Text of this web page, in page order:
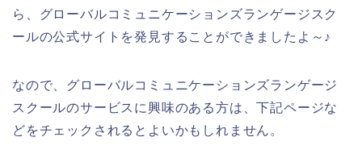
ら、グローバルコミュニケーションズランゲージスク
ールの公式サイトを発見することができましたよ～♪
なので、グローバルコミュニケーションズランゲージ
スクールのサービスに興味のある方は、下記ページな
どをチェックされるとよいかもしれません。